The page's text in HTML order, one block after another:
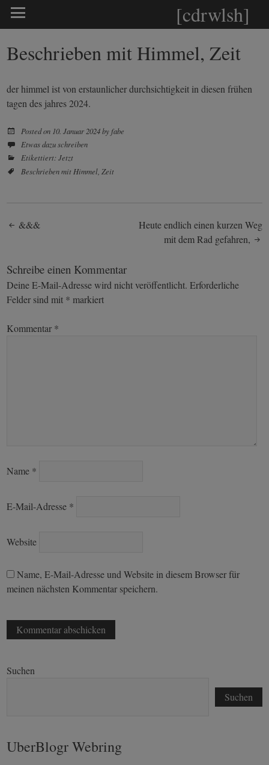
[cdrwlsh]
Beschrieben mit Himmel, Zeit
der himmel ist von erstaunlicher durchsichtigkeit in diesen frühen
tagen des jahres 2024.
Posted on 10. Januar 2024by fabe
Etwas dazu schreiben
Etikettiert:Jetzt
Beschrieben mit Himmel Zeit
Post
navigation
&&&
Heute endlich einen kurzen Weg
mit dem Rad gefahren,
Schreibe einen Kommentar
Deine E-Mail-Adresse wird nicht veröffentlicht. Erforderliche
Felder sind mit * markiert
Kommentar *
Name *
E-Mail-Adresse *
Website
Name, E-Mail-Adresse und Website in diesem Browser für
meinen nächsten Kommentar speichern.
Suchen
Suchen
UberBlogr Webring